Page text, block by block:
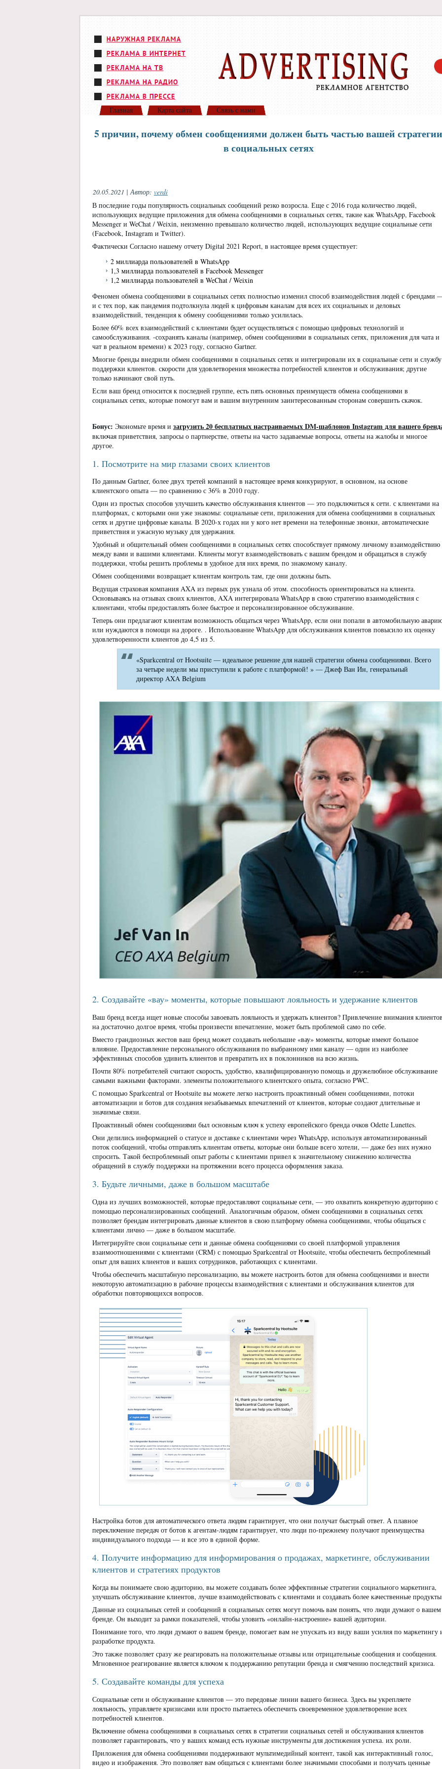
Главная Карта сайта Связь с нами
5 причин, почему обмен сообщениями должен быть частью вашей стратегии
в социальных сетях
20.05.2021 | Автор: verdi
В последние годы популярность социальных сообщений резко возросла. Еще с 2016 года количество людей,
использующих ведущие приложения для обмена сообщениями в социальных сетях, такие как WhatsApp, Facebook
Messenger и WeChat / Weixin, неизменно превышало количество людей, использующих ведущие социальные сети
(Facebook, Instagram и Twitter).
Фактически Согласно нашему отчету Digital 2021 Report, в настоящее время существует:
2 миллиарда пользователей в WhatsApp
1,3 миллиарда пользователей в Facebook Messenger
1,2 миллиарда пользователей в WeChat / Weixin
Феномен обмена сообщениями в социальных сетях полностью изменил способ взаимодействия людей с брендами
и с тех пор, как пандемия подтолкнула людей к цифровым каналам для всех их социальных и деловых
взаимодействий, тенденция к обмену сообщениями только усилилась.
Более 60% всех взаимодействий с клиентами будет осуществляться с помощью цифровых технологий и
самообслуживания. -сохранять каналы (например, обмен сообщениями в социальных сетях, приложения для чата и
чат в реальном времени) к 2023 году, согласно Gartner.
Многие бренды внедрили обмен сообщениями в социальных сетях и интегрировали их в социальные сети и службу
поддержки клиентов. скорости для удовлетворения множества потребностей клиентов и обслуживания; другие
только начинают свой путь.
Если ваш бренд относится к последней группе, есть пять основных преимуществ обмена сообщениями в
социальных сетях, которые помогут вам и вашим внутренним заинтересованным сторонам совершить скачок.
Бонус: Экономьте время и загрузить20 бесплатных настраиваемых DM-шаблонов Instagram для вашего
включая приветствия, запросы о партнерстве, ответы на часто задаваемые вопросы, ответы на жалобы и многое
другое.
1. Посмотрите на мир глазами своих клиентов
По данным Gartner, более двух третей компаний в настоящее время конкурируют, в основном, на основе
клиентского опыта — по сравнению с 36% в 2010 году.
Один из простых способов улучшить качество обслуживания клиентов — это подключиться к сети. с клиентами на
платформах, с которыми они уже знакомы: социальные сети, приложения для обмена сообщениями в социальных
сетях и другие цифровые каналы. В 2020-х годах ни у кого нет времени на телефонные звонки, автоматические
приветствия и ужасную музыку для удержания.
Удобный и общительный обмен сообщениями в социальных сетях способствует прямому личному взаимодействию
между вами и вашими клиентами. Клиенты могут взаимодействовать с вашим брендом и обращаться в службу
поддержки, чтобы решить проблемы в удобное для них время, по знакомому каналу.
Обмен сообщениями возвращает клиентам контроль там, где они должны быть.
Ведущая страховая компания AXA из первых рук узнала об этом. способность ориентироваться на клиента.
Основываясь на отзывах своих клиентов, AXA интегрировала WhatsApp в свою стратегию взаимодействия с
клиентами, чтобы предоставлять более быстрое и персонализированное обслуживание.
Теперь они предлагают клиентам возможность общаться через WhatsApp, если они попали в автомобильную
или нуждаются в помощи на дороге. . Использование WhatsApp для обслуживания клиентов повысило их оценку
удовлетворенности клиентов до 4,5 из 5.
«Sparkcentral от Hootsuite — идеальное решение для нашей стратегии обмена сообщениями. Всего
за четыре недели мы приступили к работе с платформой! » — Джеф Ван Ин, генеральный
директор AXA Belgium
2. Создавайте «вау» моменты, которые повышают лояльность и удержание клиентов
Ваш бренд всегда ищет новые способы завоевать лояльность и удержать клиентов? Привлечение внимания
на достаточно долгое время, чтобы произвести впечатление, может быть проблемой само по себе.
Вместо грандиозных жестов ваш бренд может создавать небольшие «вау» моменты, которые имеют большое
влияние. Предоставление персонального обслуживания по выбранному ими каналу — один из наиболее
эффективных способов удивить клиентов и превратить их в поклонников на всю жизнь.
Почти 80% потребителей считают скорость, удобство, квалифицированную помощь и дружелюбное обслуживание
самыми важными факторами. элементы положительного клиентского опыта, согласно PWC.
С помощью Sparkcentral от Hootsuite вы можете легко настроить проактивный обмен сообщениями, потоки
автоматизации и ботов для создания незабываемых впечатлений от клиентов, которые создают длительные и
значимые связи.
Проактивный обмен сообщениями был основным ключ к успеху европейского бренда очков Odette Lunettes.
Они делились информацией о статусе и доставке с клиентами через WhatsApp, используя автоматизированный
поток сообщений, чтобы отправлять клиентам ответы, которые они больше всего хотели, — даже без них нужно
спросить. Такой беспроблемный опыт работы с клиентами привел к значительному снижению количества
обращений в службу поддержки на протяжении всего процесса оформления заказа.
3. Будьте личными, даже в большом масштабе
Одна из лучших возможностей, которые предоставляют социальные сети, — это охватить конкретную аудиторию с
помощью персонализированных сообщений. Аналогичным образом, обмен сообщениями в социальных сетях
позволяет брендам интегрировать данные клиентов в свою платформу обмена сообщениями, чтобы общаться с
клиентами лично — даже в большом масштабе.
Интегрируйте свои социальные сети и данные обмена сообщениями со своей платформой управления
взаимоотношениями с клиентами (CRM) с помощью Sparkcentral от Hootsuite, чтобы обеспечить беспроблемный
опыт для ваших клиентов и ваших сотрудников, работающих с клиентами.
Чтобы обеспечить масштабную персонализацию, вы можете настроить ботов для обмена сообщениями и внести
некоторую автоматизацию в рабочие процессы взаимодействия с клиентами и обслуживания клиентов для
обработки повторяющихся вопросов.
Настройка ботов для автоматического ответа людям гарантирует, что они получат быстрый ответ. А плавное
переключение передач от ботов к агентам-людям гарантирует, что люди по-прежнему получают преимущества
индивидуального подхода — и все это в единой форме.
4. Получите информацию для информирования о продажах, маркетинге, обслуживании
клиентов и стратегиях продуктов
Когда вы понимаете свою аудиторию, вы можете создавать более эффективные стратегии социального маркетинга,
улучшать обслуживание клиентов, лучше взаимодействовать с клиентами и создавать более качественные
Данные из социальных сетей и сообщений в социальных сетях могут помочь вам понять, что люди думают о вашем
бренде. Он выходит за рамки показателей, чтобы уловить «онлайн-настроение» вашей аудитории.
Понимание того, что люди думают о вашем бренде, помогает вам не упускать из виду ваши усилия по маркетингу
разработке продукта.
Это также позволяет сразу же реагировать на положительные отзывы или отрицательные сообщения и сообщения.
Мгновенное реагирование является ключом к поддержанию репутации бренда и смягчению последствий кризиса.
5. Создавайте команды для успеха
Социальные сети и обслуживание клиентов — это передовые линии вашего бизнеса. Здесь вы укрепляете
лояльность, управляете кризисами или просто пытаетесь обеспечить своевременное удовлетворение всех
потребностей клиентов.
Включение обмена сообщениями в социальных сетях в стратегии социальных сетей и обслуживания клиентов
позволяет гарантировать, что у ваших команд есть нужные инструменты для достижения успеха. их роли.
Приложения для обмена сообщениями поддерживают мультимедийный контент, такой как интерактивный голос,
видео и изображения. Это позволяет вам общаться с клиентами более значимыми способами и получать ценные